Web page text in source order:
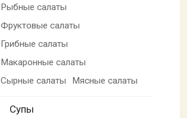
Рыбные салаты
Фруктовые салаты
Грибные салаты
Макаронные салаты
Сырные салаты
Мясные салаты
Супы